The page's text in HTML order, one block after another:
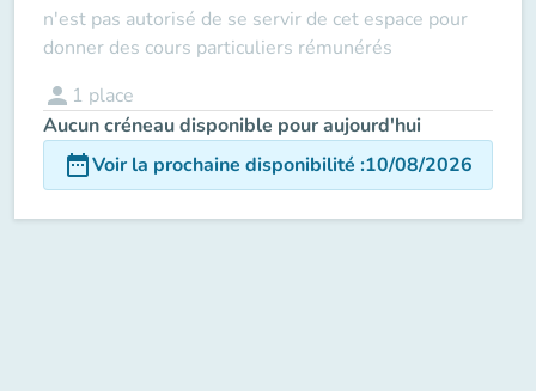
n'est pas autorisé de se servir de cet espace pour
donner des cours particuliers rémunérés
person 1 place
Aucun créneau disponible pour aujourd'hui
date_rangeVoir la prochaine disponibilité :10/08/2026